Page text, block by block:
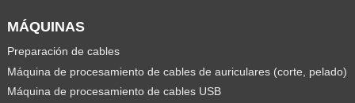
MÁQUINAS
Preparación de cables
Máquina de procesamiento de cables de auriculares (corte, pelado)
Máquina de procesamiento de cables USB